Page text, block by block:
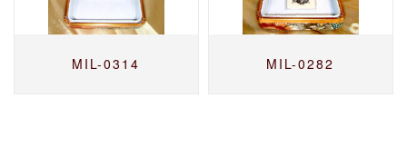
MIL-0314 MIL-0282